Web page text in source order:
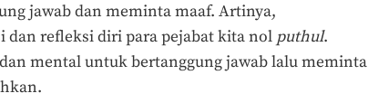
jawab dan meminta maaf. Artinya,
dan refleksi diri para pejabat kita nol puthul.
mental untuk bertanggung jawab lalu meminta